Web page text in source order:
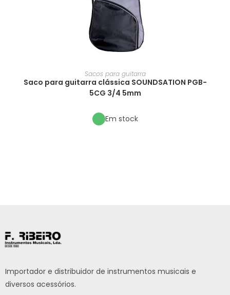
Sacos para guitarra
Saco para guitarra clássica SOUNDSATION PGB-
5CG 3/4 5mm
Em stock
Importador e distribuidor de instrumentos musicais e
diversos acessórios.